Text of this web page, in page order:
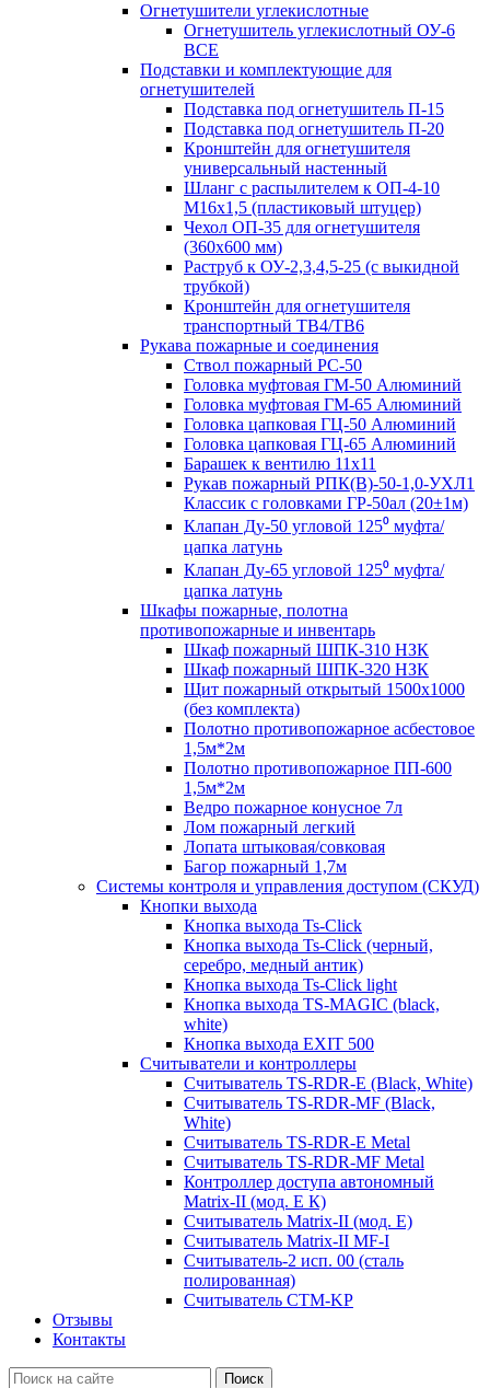
Огнетушители углекислотные
Огнетушитель углекислотный ОУ-6
ВСЕ
Подставки и комплектующие для
огнетушителей
Подставка под огнетушитель П-15
Подставка под огнетушитель П-20
Кронштейн для огнетушителя
универсальный настенный
Шланг с распылителем к ОП-4-10
М16х1,5 (пластиковый штуцер)
Чехол ОП-35 для огнетушителя
(360х600 мм)
Раструб к ОУ-2,3,4,5-25 (с выкидной
трубкой)
Кронштейн для огнетушителя
транспортный ТВ4/ТВ6
Рукава пожарные и соединения
Ствол пожарный РС-50
Головка муфтовая ГМ-50 Алюминий
Головка муфтовая ГМ-65 Алюминий
Головка цапковая ГЦ-50 Алюминий
Головка цапковая ГЦ-65 Алюминий
Барашек к вентилю 11х11
Рукав пожарный РПК(В)-50-1,0-УХЛ1
Классик с головками ГР-50ал (20±1м)
Клапан Ду-50 угловой 125⁰ муфта/
цапка латунь
Клапан Ду-65 угловой 125⁰ муфта/
цапка латунь
Шкафы пожарные, полотна
противопожарные и инвентарь
Шкаф пожарный ШПК-310 НЗК
Шкаф пожарный ШПК-320 НЗК
Щит пожарный открытый 1500х1000
(без комплекта)
Полотно противопожарное асбестовое
1,5м*2м
Полотно противопожарное ПП-600
1,5м*2м
Ведро пожарное конусное 7л
Лом пожарный легкий
Лопата штыковая/совковая
Багор пожарный 1,7м
Системы контроля и управления доступом (СКУД)
Кнопки выхода
Кнопка выхода Ts-Click
Кнопка выхода Ts-Click (черный,
серебро, медный антик)
Кнопка выхода Ts-Click light
Кнопка выхода TS-MAGIC (black,
white)
Кнопка выхода EXIT 500
Считыватели и контроллеры
Считыватель TS-RDR-E (Black, White)
Считыватель TS-RDR-MF (Black,
White)
Считыватель TS-RDR-E Metal
Считыватель TS-RDR-MF Metal
Контроллер доступа автономный
Matrix-II (мод. E К)
Считыватель Matrix-II (мод. Е)
Считыватель Matrix-II MF-I
Считыватель-2 исп. 00 (сталь
полированная)
Считыватель CTM-KP
Отзывы
Контакты
Поиск